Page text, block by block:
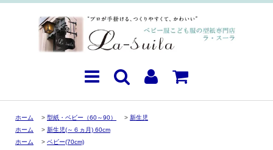
ホーム > 型紙・ベビー（60～90） > 新生児
ホーム
> 新生児(～６ヵ月) 60cm
ホーム
> ベビー(70cm)